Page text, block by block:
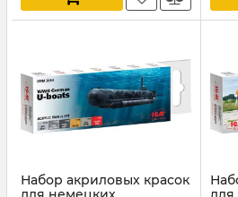
Набор акриловых красок